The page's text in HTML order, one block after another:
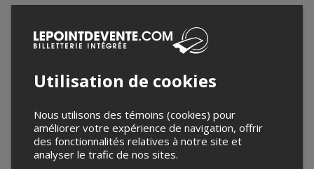
Utilisation de cookies
Nous utilisons des témoins (cookies) pour
améliorer votre expérience de navigation, offrir
des fonctionnalités relatives à notre site et
analyser le trafic de nos sites.